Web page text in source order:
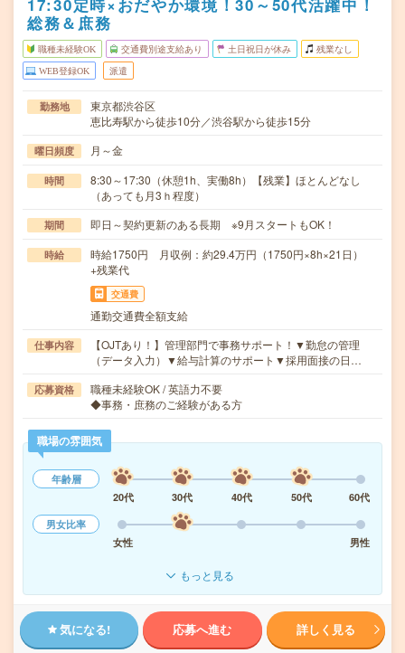
17:30定時×おだやか環境！30～50代活躍中！
総務＆庶務
職種未経験OK 交通費別途支給あり 土日祝日が休み 残業なし
WEB登録OK 派遣
勤務地
東京都渋谷区
恵比寿駅から徒歩10分／渋谷駅から徒歩15分
曜日頻度 月～金
時間
8:30～17:30（休憩1h、実働8h）【残業】ほとんどなし
（あっても月3ｈ程度）
期間 即日～契約更新のある長期 ※9月スタートもOK！
時給
時給1750円 月収例：約29.4万円（1750円×8h×21日）
+残業代
交通費
通勤交通費全額支給
仕事内容
【OJTあり！】管理部門で事務サポート！▼勤怠の管理
（データ入力）▼給与計算のサポート▼採用面接の日…
応募資格
職種未経験OK / 英語力不要
◆事務・庶務のご経験がある方
職場の雰囲気
年齢層
20代
30代 40代 50代
60代
男女比率
女性
男性
もっと見る
気になる! 応募へ進む 詳しく見る